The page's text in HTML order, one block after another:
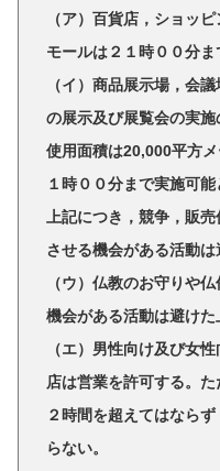
（ア）百貨店，ショッ
モールは２１時００分ま
（イ）商品展示場，会
の展示及び展覧会の実施
使用面積は20,000平方
１時００分まで実施可能
上記につき，競争，販
させる機会がある活動は
（ウ）仏教のお守りや
機会がある活動は避けた
（エ）男性向け及び女
店は営業を許可する。
２時間を超えてはなら
らない。